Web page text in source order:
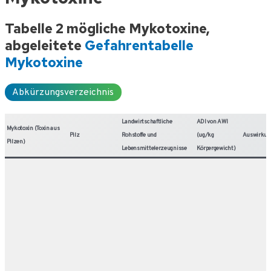
Tabelle 2 mögliche Mykotoxine,
abgeleitete Gefahrentabelle
Mykotoxine
Abkürzungsverzeichnis
Mykotoxin (Toxin aus
Pilzen)
Pilz
Landwirtschaftliche
Rohstoffe und
Lebensmittelerzeugnisse
ADI von AWI
(ug/kg
Körpergewicht)